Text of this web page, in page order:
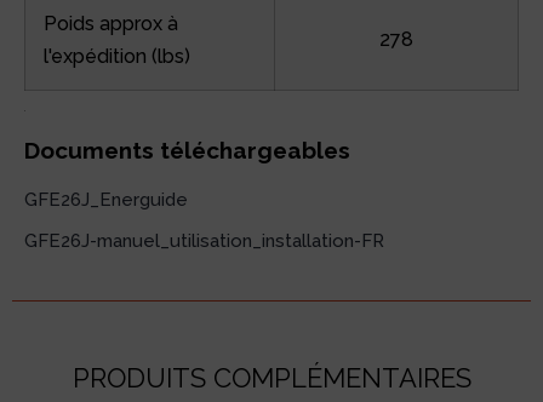
Poids approx à
l'expédition (lbs)
278
Documents téléchargeables
GFE26J_Energuide
GFE26J-manuel_utilisation_installation-FR
PRODUITS COMPLÉMENTAIRES